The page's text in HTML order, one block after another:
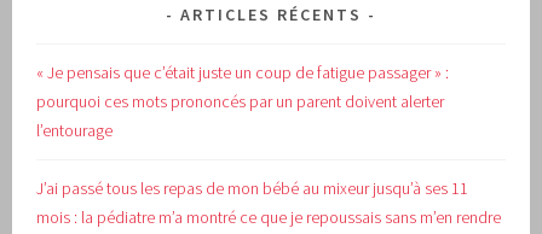
ARTICLES RÉCENTS
« Je pensais que c’était juste un coup de fatigue passager » :
pourquoi ces mots prononcés par un parent doivent alerter
l’entourage
J’ai passé tous les repas de mon bébé au mixeur jusqu’à ses 11
mois : la pédiatre m’a montré ce que je repoussais sans m’en rendre